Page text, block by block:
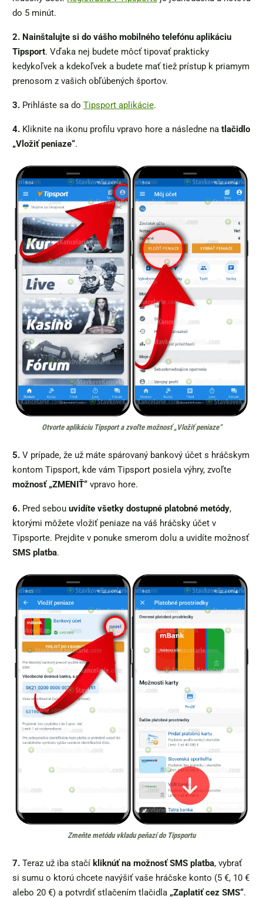
do 5 minút.
2. Nainštalujte si do vášho mobilného telefónu aplikáciu
Tipsport. Vďaka nej budete môcť tipovať prakticky
kedykoľvek a kdekoľvek a budete mať tiež prístup k priamym
prenosom z vašich obľúbených športov.
3. Prihláste sa do Tipsport aplikácie.
4. Kliknite na ikonu profilu vpravo hore a následne na tlačidlo
„Vložiť peniaze“.
Otvorte aplikáciu Tipsport a zvoľte možnosť „Vložiť peniaze“
5. V prípade, že už máte spárovaný bankový účet s hráčskym
kontom Tipsport, kde vám Tipsport posiela výhry, zvoľte
možnosť „ZMENIŤ“ vpravo hore.
6. Pred sebou uvidíte všetky dostupné platobné metódy,
ktorými môžete vložiť peniaze na váš hráčsky účet v
Tipsporte. Prejdite v ponuke smerom dolu a uvidíte možnosť
SMS platba.
Zmeňte metódu vkladu peňazí do Tipsportu
7. Teraz už iba stačí kliknúť na možnosť SMS platba, vybrať
si sumu o ktorú chcete navýšiť vaše hráčske konto (5 €, 10 €
alebo 20 €) a potvrdiť stlačením tlačidla „Zaplatiť cez SMS“.